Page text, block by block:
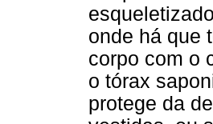
onde há que
corpo com o
o tórax
protege da